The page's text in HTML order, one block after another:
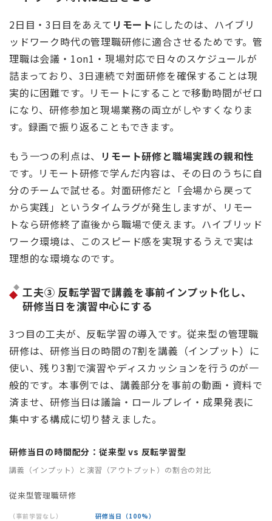
2日目・3日目をあえて リモート にしたのは、ハイブリ
ッドワーク時代の管理職研修に適合させるためです。管
理職は会議・1on1・現場対応で日々のスケジュールが
詰まっており、3日連続で対面研修を確保することは現
実的に困難です。リモートにすることで移動時間がゼロ
になり、研修参加と現場業務の両立がしやすくなりま
す。録画で振り返ることもできます。
もう一つの利点は、 リモート研修と職場実践の親和性
です。リモート研修で学んだ内容は、その日のうちに自
分のチームで試せる。対面研修だと「会場から戻って
から実践」というタイムラグが発生しますが、リモー
トなら研修終了直後から職場で使えます。ハイブリッド
ワーク環境は、このスピード感を実現するうえで実は
理想的な環境なのです。
工夫③ 反転学習で講義を事前インプット化し、
研修当日を演習中心にする
3つ目の工夫が、反転学習の導入です。従来型の管理職
研修は、研修当日の時間の7割を講義（インプット）に
使い、残り3割で演習やディスカッションを行うのが一
般的です。本事例では、講義部分を事前の動画・資料で
済ませ、研修当日は議論・ロールプレイ・成果発表に
集中する構成に切り替えました。
研修当日の時間配分：従来型 vs 反転学習型
講義（インプット）と演習（アウトプット）の割合の対比
従来型管理職研修
（事前学習なし） 研修当日（100%）